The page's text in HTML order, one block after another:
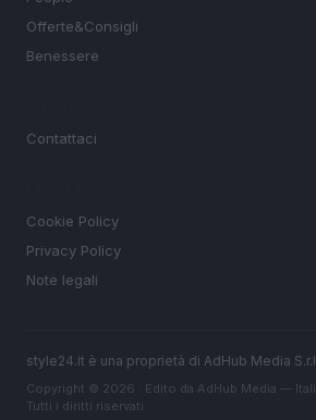
Offerte&Consigli
Benessere
Contattaci
Cookie Policy
Privacy Policy
Note legali
style24.it è una proprietà di AdHub Media
Copyright © 2026 · Edito da AdHub Media —
Tutti i diritti riservati